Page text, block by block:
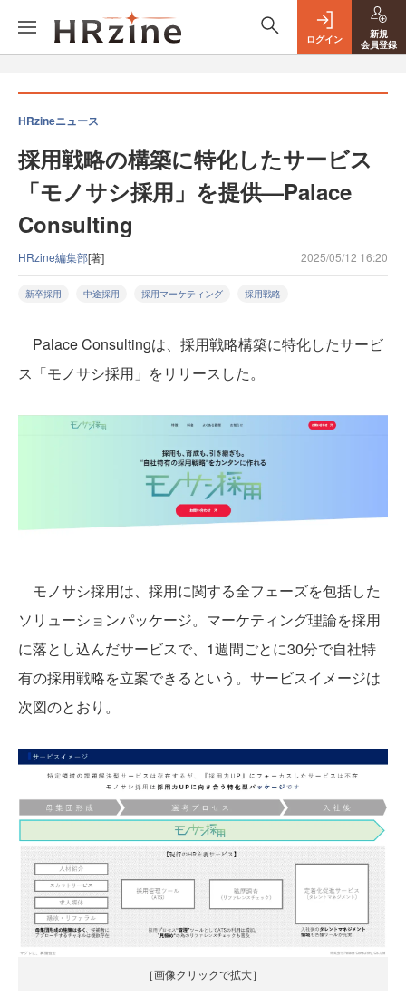
ログイン
新規
会員登録
HRzineニュース
採用戦略の構築に特化したサービス
「モノサシ採用」を提供—Palace
Consulting
HRzine編集部[著] 2025/05/12 16:20
新卒採用 中途採用 採用マーケティング 採用戦略
Palace Consultingは、採用戦略構築に特化したサービ
ス「モノサシ採用」をリリースした。
モノサシ採用は、採用に関する全フェーズを包括した
ソリューションパッケージ。マーケティング理論を採用
に落とし込んだサービスで、1週間ごとに30分で自社特
有の採用戦略を立案できるという。サービスイメージは
次図のとおり。
［画像クリックで拡大］